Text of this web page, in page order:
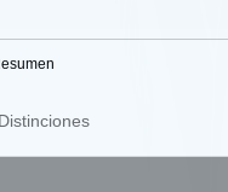
Distinciones